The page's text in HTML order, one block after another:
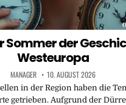
Sommer der
Westeuropa
MANAGER 10. AUGUST 2026
in der Region haben die
getrieben. Aufgrund der